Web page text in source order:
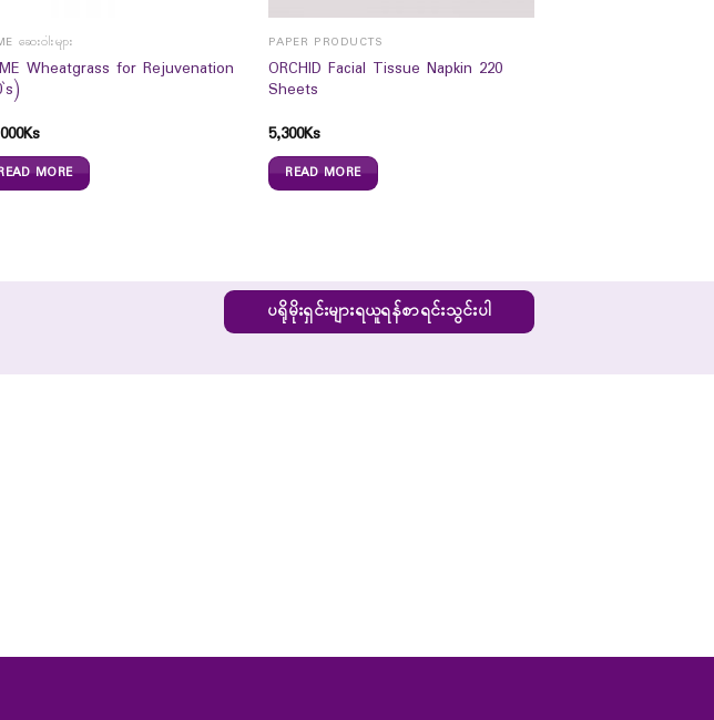
ဆေးဝါးများ
Wheatgrass for Rejuvenation
Ks
MORE
PAPER PRODUCTS
ORCHID Facial Tissue Napkin 220
Sheets
5,300Ks
READ MORE
ပရိုမိုးရှင်းများရယူရန်စာရင်းသွင်းပါ